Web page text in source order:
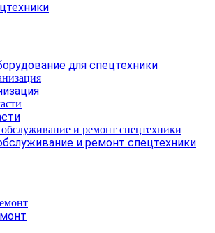
для спецтехники
и ремонт спецтехники